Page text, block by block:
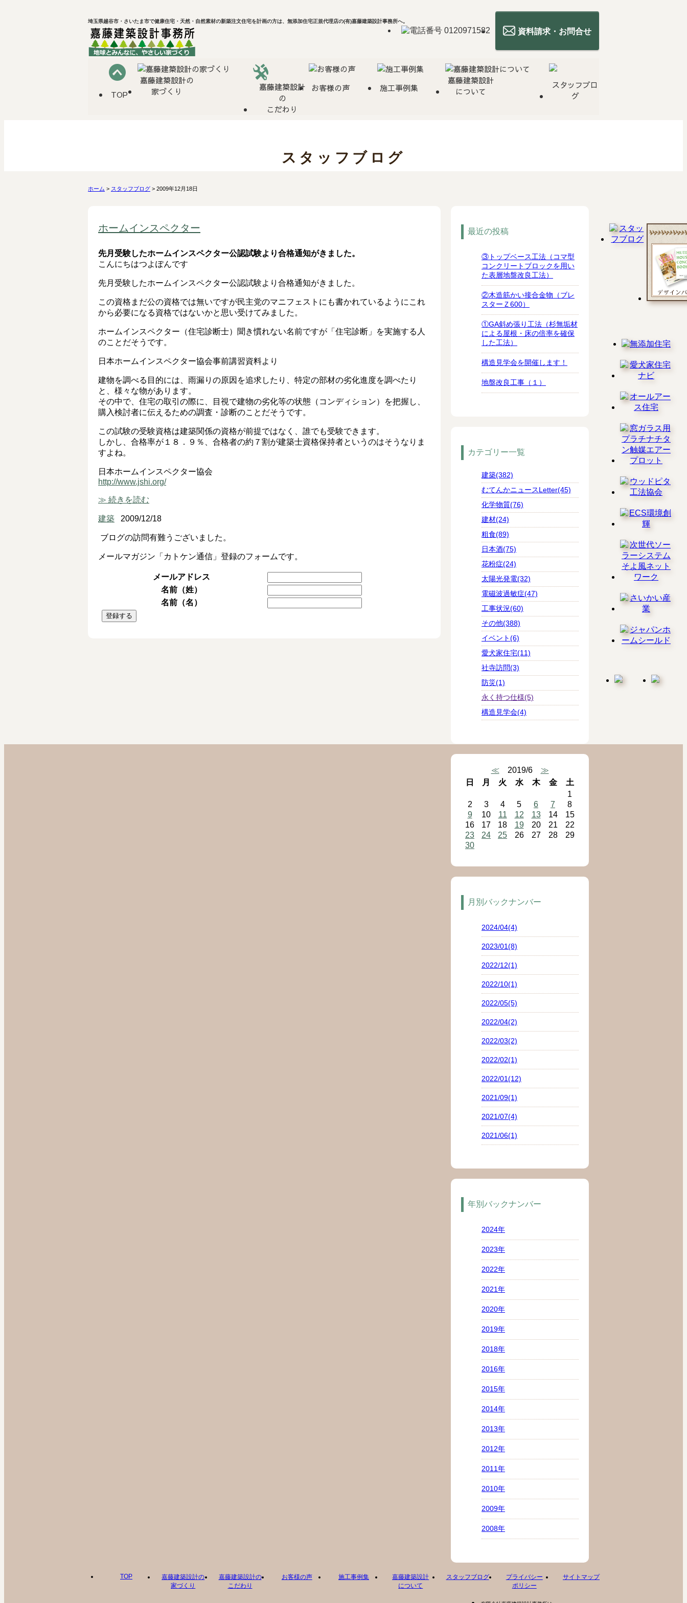
埼玉県越谷市・さいたま市で健康住宅・天然・自然素材の新築注文住宅を計画の方は、無添加住宅正規代理店の(有)嘉藤建築設計事務所へ。
資料請求・お問合せ
TOP
嘉藤建築設計の
家づくり
嘉藤建築設計
の
こだわり
お客様の声 施工事例集
嘉藤建築設計
について
スタッフブロ
グ
スタッフブログ
ホーム > スタッフブログ > 2009年12月18日
ホームインスペクター
先月受験したホームインスペクター公認試験より合格通知がきました。
こんにちはつよぽんです
先月受験したホームインスペクター公認試験より合格通知がきました。
この資格まだ公の資格では無いですが民主党のマニフェストにも書かれているようにこれ
から必要になる資格ではないかと思い受けてみました。
ホームインスペクター（住宅診断士）聞き慣れない名前ですが「住宅診断」を実施する人
のことだそうです。
日本ホームインスペクター協会事前講習資料より
建物を調べる目的には、雨漏りの原因を追求したり、特定の部材の劣化進度を調べたり
と、様々な物があります。
その中で、住宅の取引の際に、目視で建物の劣化等の状態（コンディション）を把握し、
購入検討者に伝えるための調査・診断のことだそうです。
この試験の受験資格は建築関係の資格が前提ではなく、誰でも受験できます。
しかし、合格率が１８．９％、合格者の約７割が建築士資格保持者というのはそうなりま
すよね。
日本ホームインスペクター協会
http://www.jshi.org/
≫ 続きを読む
建築 2009/12/18
ブログの訪問有難うございました。
メールマガジン「カトケン通信」登録のフォームです。
メールアドレス
名前（姓）
名前（名）
最近の投稿
③トップベース工法（コマ型
コンクリートブロックを用い
た表層地盤改良工法）
②木造筋かい接合金物（ブレ
スターＺ600）
①GA斜め張り工法（杉無垢材
による屋根・床の倍率を確保
した工法）
構造見学会を開催します！
地盤改良工事（１）
カテゴリー一覧
建築(382)
むてんかニュースLetter(45)
化学物質(76)
建材(24)
粗食(89)
日本酒(75)
花粉症(24)
太陽光発電(32)
電磁波過敏症(47)
工事状況(60)
その他(388)
イベント(6)
愛犬家住宅(11)
社寺訪問(3)
防災(1)
永く持つ仕様(5)
構造見学会(4)
≪2019/6 ≫
日
月 火 水 木 金
土
1
2
3 4 5 6 7
8
9
10 11 12 13 14
15
16
17 18 19 20 21
22
23
24 25 26 27 28
29
30
月別バックナンバー
2024/04(4)
2023/01(8)
2022/12(1)
2022/10(1)
2022/05(5)
2022/04(2)
2022/03(2)
2022/02(1)
2022/01(12)
2021/09(1)
2021/07(4)
2021/06(1)
年別バックナンバー
2024年
2023年
2022年
2021年
2020年
2019年
2018年
2016年
2015年
2014年
2013年
2012年
2011年
2010年
2009年
2008年
TOP
嘉藤建築設計の
家づくり
嘉藤建築設計の
こだわり
お客様の声 施工事例集
嘉藤建築設計
について
スタッフブログ
プライバシー
ポリシー
サイトマップ